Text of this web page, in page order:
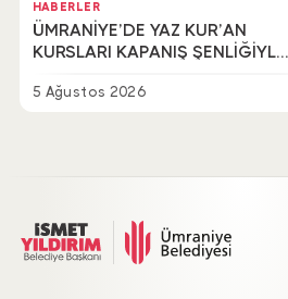
HABERLER
ÜMRANİYE’DE YAZ KUR’AN
KURSLARI KAPANIŞ ŞENLİĞİYLE
5 Ağustos 2026